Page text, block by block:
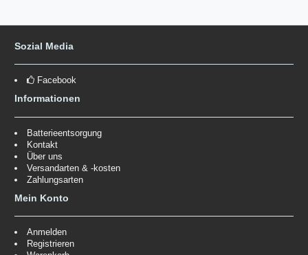
Sozial Media
Facebook
Informationen
Batterieentsorgung
Kontakt
Über uns
Versandarten & -kosten
Zahlungsarten
Mein Konto
Anmelden
Registrieren